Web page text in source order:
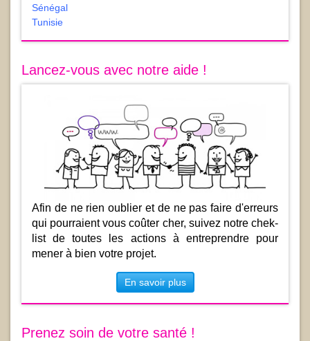
Prenez soin de votre santé !
Sénégal
Tunisie
Lancez-vous avec notre aide !
Afin de ne rien oublier et de ne pas faire d'erreurs
qui pourraient vous coûter cher, suivez notre chek-
list de toutes les actions à entreprendre pour
mener à bien votre projet.
En savoir plus